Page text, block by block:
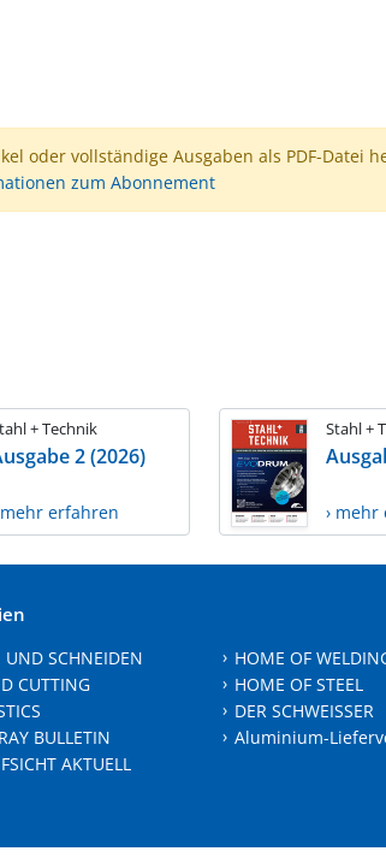
oder vollständige Ausgaben als PDF-Datei
zum Abonnement
+ Technik
2 (2026)
mehr erfahren
Stahl +
›
UND SCHNEIDEN
CUTTING
BULLETIN
AKTUELL
HOME OF
HOME OF STEEL
DER SCHWEISSER
Aluminium-